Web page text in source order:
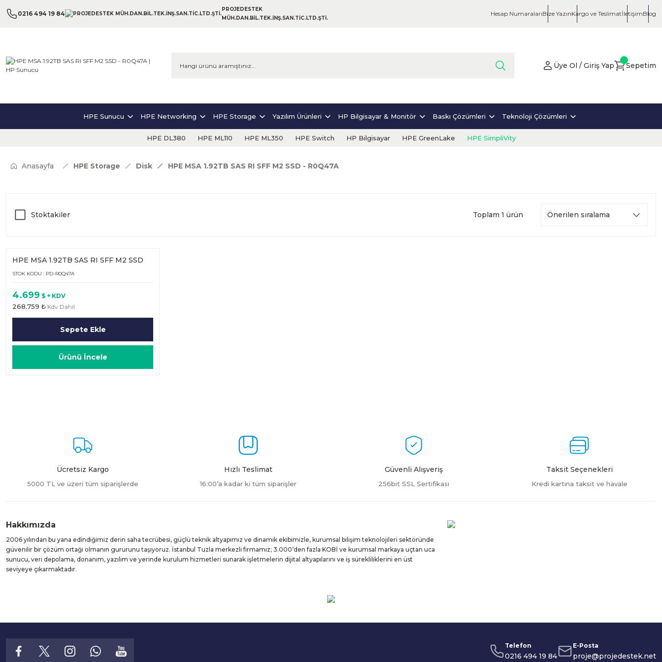
0216 494 19 84
PROJEDESTEK
MÜH.DAN.BİL.TEK.İNŞ.SAN.TİC.LTD.ŞTİ.
Hesap NumaralarıBize YazınKargo ve TeslimatİletişimBlog
Üye Ol / Giriş Yap Sepetim
HPE Sunucu HPE Networking HPE Storage Yazılım Ürünleri HP Bilgisayar & Monitör Baskı Çözümleri Teknoloji Çözümleri
HPE DL380 HPE ML110 HPE ML350 HPE Switch HP Bilgisayar HPE GreenLake HPE SimpliVity
Anasayfa HPE Storage Disk HPE MSA 1.92TB SAS RI SFF M2 SSD - R0Q47A
Stoktakiler Toplam 1 ürün
HPE MSA 1.92TB SAS RI SFF M2 SSD
STOK KODU : PD-R0Q47A
4.699 $ + KDV
268.759 ₺ Kdv Dahil
Sepete Ekle
Ürünü İncele
Ücretsiz Kargo
5000 TL ve üzeri tüm siparişlerde
Hızlı Teslimat
16:00’a kadar ki tüm siparişler
Güvenli Alışveriş
256bit SSL Sertifikası
Taksit Seçenekleri
Kredi kartına taksit ve havale
Hakkımızda
2006 yılından bu yana edindiğimiz derin saha tecrübesi, güçlü teknik altyapımız ve dinamik ekibimizle, kurumsal bilişim teknolojileri sektöründe
güvenilir bir çözüm ortağı olmanın gururunu taşıyoruz. İstanbul Tuzla merkezli firmamız; 3.000’den fazla KOBİ ve kurumsal markaya uçtan uca
sunucu, veri depolama, donanım, yazılım ve yerinde kurulum hizmetleri sunarak işletmelerin dijital altyapılarını ve iş sürekliliklerini en üst
seviyeye çıkarmaktadır.
Telefon
0216 494 19 84
E-Posta
proje@projedestek.net